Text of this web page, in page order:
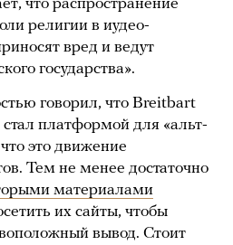
что распространение
религии в иудео-
вред и ведут
государства».
говорил, что Breitbart
стал платформой для «альт-
это движение
Тем не менее достаточно
материалами
их сайты, чтобы
вывод. Стоит